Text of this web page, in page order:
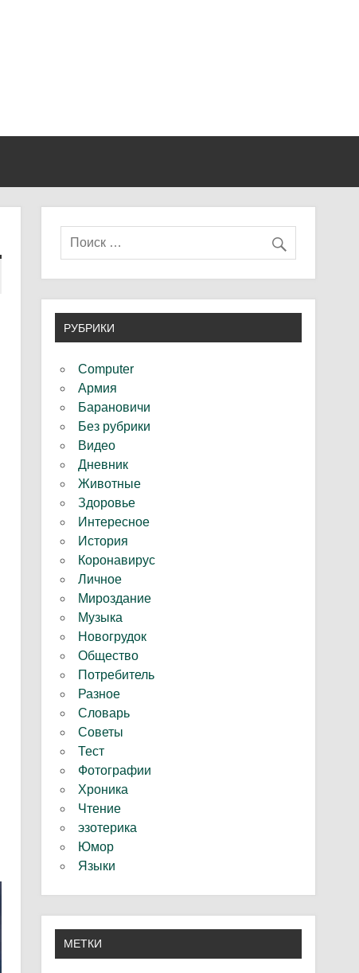
РУБРИКИ
Computer
Армия
Барановичи
Без рубрики
Видео
Дневник
Животные
Здоровье
Интересное
История
Коронавирус
Личное
Мироздание
Музыка
Новогрудок
Общество
Потребитель
Разное
Словарь
Советы
Тест
Фотографии
Хроника
Чтение
эзотерика
Юмор
Языки
МЕТКИ